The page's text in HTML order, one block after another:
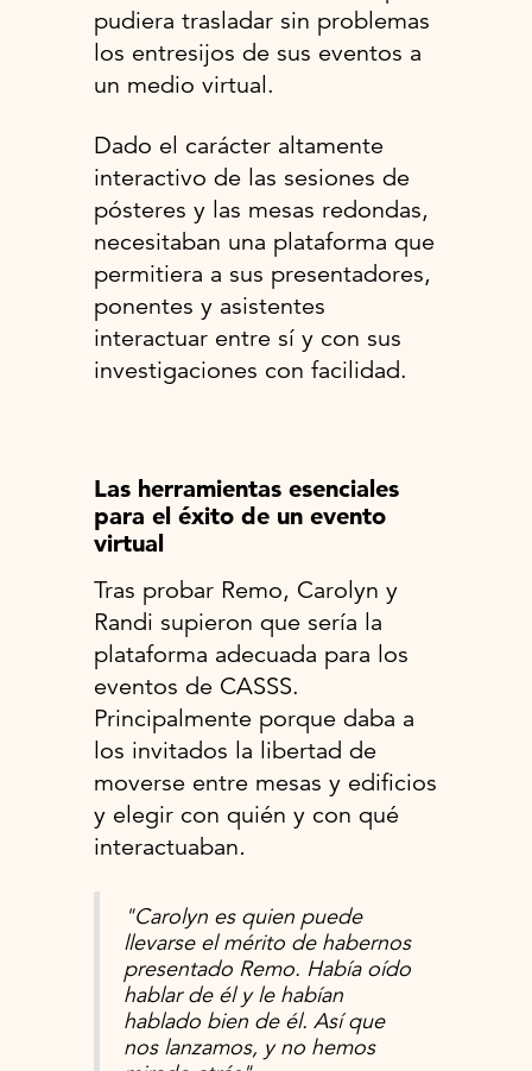
pudiera trasladar sin problemas
los entresijos de sus eventos a
un medio virtual.
Dado el carácter altamente
interactivo de las sesiones de
pósteres y las mesas redondas,
necesitaban una plataforma que
permitiera a sus presentadores,
ponentes y asistentes
interactuar entre sí y con sus
investigaciones con facilidad.
Las herramientas esenciales
para el éxito de un evento
virtual
Tras probar Remo, Carolyn y
Randi supieron que sería la
plataforma adecuada para los
eventos de CASSS.
Principalmente porque daba a
los invitados la libertad de
moverse entre mesas y edificios
y elegir con quién y con qué
interactuaban.‍
"Carolyn es quien puede
llevarse el mérito de habernos
presentado Remo. Había oído
hablar de él y le habían
hablado bien de él. Así que
nos lanzamos, y no hemos